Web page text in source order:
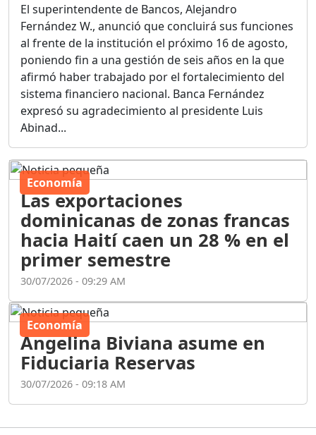
El superintendente de Bancos, Alejandro
Fernández W., anunció que concluirá sus funciones
al frente de la institución el próximo 16 de agosto,
poniendo fin a una gestión de seis años en la que
afirmó haber trabajado por el fortalecimiento del
sistema financiero nacional. Banca Fernández
expresó su agradecimiento al presidente Luis
Abinad...
Economía
Las exportaciones
dominicanas de zonas francas
hacia Haití caen un 28 % en el
primer semestre
30/07/2026 - 09:29 AM
Economía
Angelina Biviana asume en
Fiduciaria Reservas
30/07/2026 - 09:18 AM